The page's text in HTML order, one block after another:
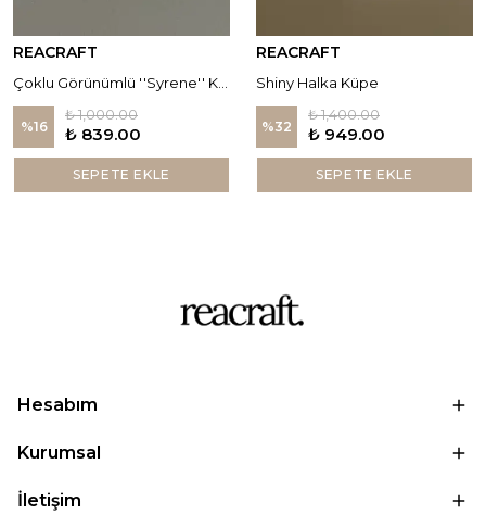
REACRAFT
%16
₺ 1,000.00
₺ 839.00
SEPETE EKLE
REACRAFT
Shiny Halka Küpe
%32
₺ 1,400.00
₺ 949.00
SEPETE EKLE
Hesabım
Kurumsal
İletişim